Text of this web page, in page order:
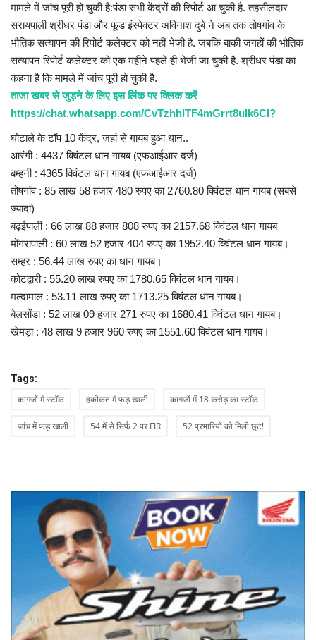
मामले में जांच पूरी हो चुकी है:पंडा सभी केंद्रों की रिपोर्ट आ चुकी है. तहसीलदार
सरायपाली श्रीधर‎ पंडा और फूड इंस्पेक्टर अविनाश दुबे ने अब तक तोषगांव के‎
भौतिक सत्यापन की रिपोर्ट कलेक्टर को नहीं भेजी है. जबकि बाकी जगहों की भौतिक
सत्यापन रिपोर्ट कलेक्टर को एक महीने पहले ही भेजी जा चुकी है. श्रीधर पंडा का
कहना है कि‎ मामले में जांच पूरी हो चुकी है.
ताजा खबर से जुड़ने के लिए इस लिंक पर क्लिक करें
https://chat.whatsapp.com/CvTzhhITF4mGrrt8ulk6CI?
घोटाले के टॉप 10 केंद्र, जहां से गायब हुआ धान..
आरंगी : 4437 क्विंटल धान गायब (एफआईआर दर्ज)
बम्हनी : 4365 क्विंटल धान गायब (एफआईआर दर्ज)
तोषगांव : 85 लाख 58 हजार 480 रुपए का 2760.80 क्विंटल धान गायब (सबसे
ज्यादा)
बढ़ईपाली : 66 लाख 88 हजार 808 रुपए का 2157.68 क्विंटल धान गायब
मोंगरापाली : 60 लाख 52 हजार 404 रुपए का 1952.40 क्विंटल धान गायब।
सम्हर : 56.44 लाख रुपए का धान गायब।
कोटद्वारी : 55.20 लाख रुपए का 1780.65 क्विंटल धान गायब।
मल्दामाल : 53.11 लाख रुपए का 1713.25 क्विंटल धान गायब।
बेलसोंडा : 52 लाख 09 हजार 271 रुपए का 1680.41 क्विंटल धान गायब।
खेमड़ा : 48 लाख 9 हजार 960 रुपए का 1551.60 क्विंटल धान गायब।
Tags:
कागजों में स्टॉक हकीकत में फड़ खाली कागजों में 18 करोड़ का स्टॉक
जांच में फड़ खाली 54 में से सिर्फ 2 पर FIR 52 प्रभारियों को मिली छूट!